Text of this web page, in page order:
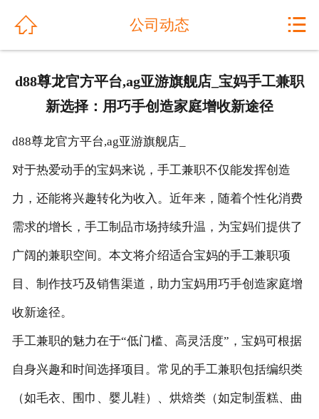
关于我们
公司动态
解决方案
工程案例
产品优势
客户留言
 公司动态 
d88尊龙官方平台,ag亚游旗舰店_宝妈手工兼职
新选择：用巧手创造家庭增收新途径
d88尊龙官方平台,ag亚游旗舰店_
对于热爱动手的宝妈来说，手工兼职不仅能发挥创造
力，还能将兴趣转化为收入。近年来，随着个性化消费
需求的增长，手工制品市场持续升温，为宝妈们提供了
广阔的兼职空间。本文将介绍适合宝妈的手工兼职项
目、制作技巧及销售渠道，助力宝妈用巧手创造家庭增
收新途径。
手工兼职的魅力在于“低门槛、高灵活度”，宝妈可根据
自身兴趣和时间选择项目。常见的手工兼职包括编织类
（如毛衣、围巾、婴儿鞋）、烘焙类（如定制蛋糕、曲